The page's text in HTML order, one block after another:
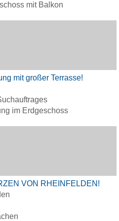
mit Balkon
mit großer Terrasse!
im Erdgeschoss
VON RHEINFELDEN!